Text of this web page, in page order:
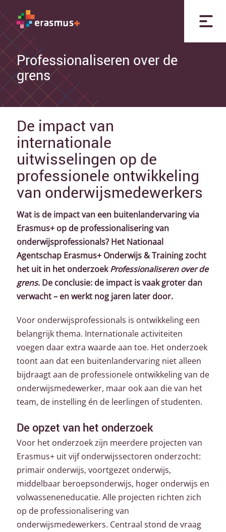
Professionaliseren over de
grens
De impact van
internationale
uitwisselingen op de
professionele ontwikkeling
van onderwijsmedewerkers
Wat is de impact van een buitenlandervaring via
Erasmus+ op de professionalisering van
onderwijsprofessionals? Het Nationaal
Agentschap Erasmus+ Onderwijs & Training zocht
het uit in het onderzoekProfessionaliseren over de
grens. De conclusie: de impact is vaak groter dan
verwacht – en werkt nog jaren later door.
Voor onderwijsprofessionals is ontwikkeling een
belangrijk thema. Internationale activiteiten
voegen daar extra waarde aan toe. Het onderzoek
toont aan dat een buitenlandervaring niet alleen
bijdraagt aan de professionele ontwikkeling van de
onderwijsmedewerker, maar ook aan die van het
team, de instelling én de leerlingen of studenten.
De opzet van het onderzoek
Voor het onderzoek zijn meerdere projecten van
Erasmus+ uit vijf onderwijssectoren onderzocht:
primair onderwijs, voortgezet onderwijs,
middelbaar beroepsonderwijs, hoger onderwijs en
volwasseneneducatie. Alle projecten richten zich
op de professionalisering van
onderwijsmedewerkers. Centraal stond de vraag